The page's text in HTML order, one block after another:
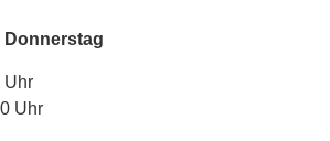
Donnerstag
Uhr
Uhr